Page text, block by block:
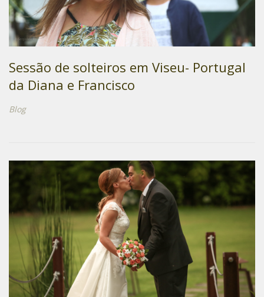
Sessão de solteiros em Viseu- Portugal
da Diana e Francisco
Blog